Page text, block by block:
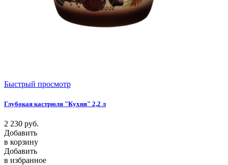
Быстрый просмотр
Глубокая кастрюля "Кухня" 2,2 л
2 230 руб.
Добавить
в корзину
Добавить
в избранное